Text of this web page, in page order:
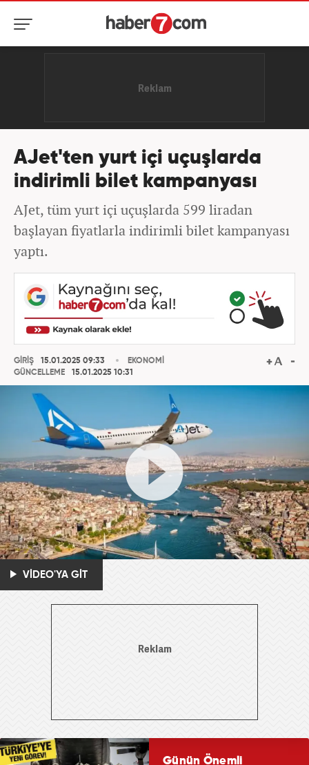
AJet'ten yurt içi uçuşlarda
indirimli bilet kampanyası
AJet, tüm yurt içi uçuşlarda 599 liradan
başlayan fiyatlarla indirimli bilet kampanyası
yaptı.
GİRİŞ
15.01.2025 09:33
GÜNCELLEME
15.01.2025 10:31
EKONOMİ
VİDEO'YA GİT